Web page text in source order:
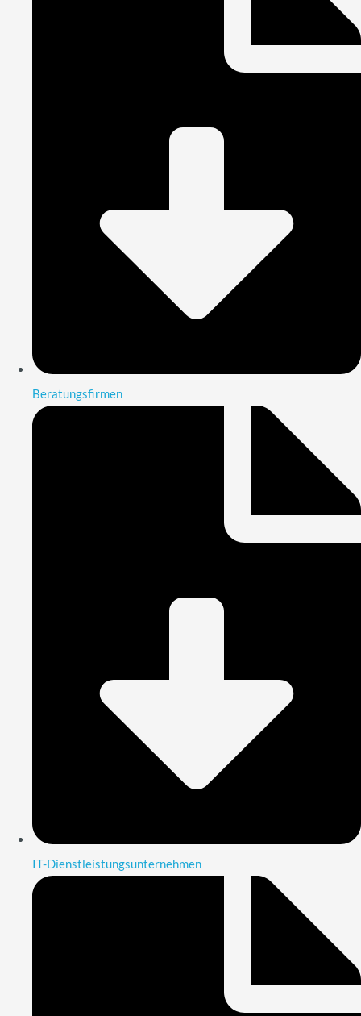
Beratungsfirmen
IT-Dienstleistungsunternehmen